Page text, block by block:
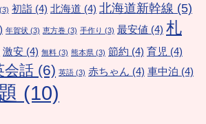
(3) 初詣 (4) 北海道 (4) 北海道新幹線 (5)
年賀状 (3) 恵方巻 (3) 手作り (3) 最安値 (4) 札
激安 (4) 無料 (3) 熊本県 (3) 節約 (4) 育児 (4)
会話 (6) 英語 (3) 赤ちゃん (4) 車中泊 (4)
(10)